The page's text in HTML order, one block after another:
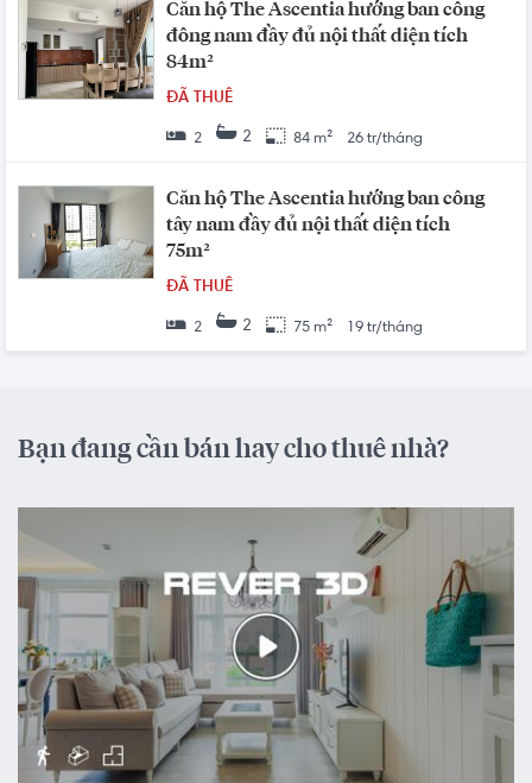
Căn hộ The Ascentia hướng ban công
đông nam đầy đủ nội thất diện tích
84m²
ĐÃ THUÊ
2 2 84 m² 26 tr/tháng
Căn hộ The Ascentia hướng ban công
tây nam đầy đủ nội thất diện tích
75m²
ĐÃ THUÊ
2 2 75 m² 19 tr/tháng
Bạn đang cần bán hay cho thuê nhà?